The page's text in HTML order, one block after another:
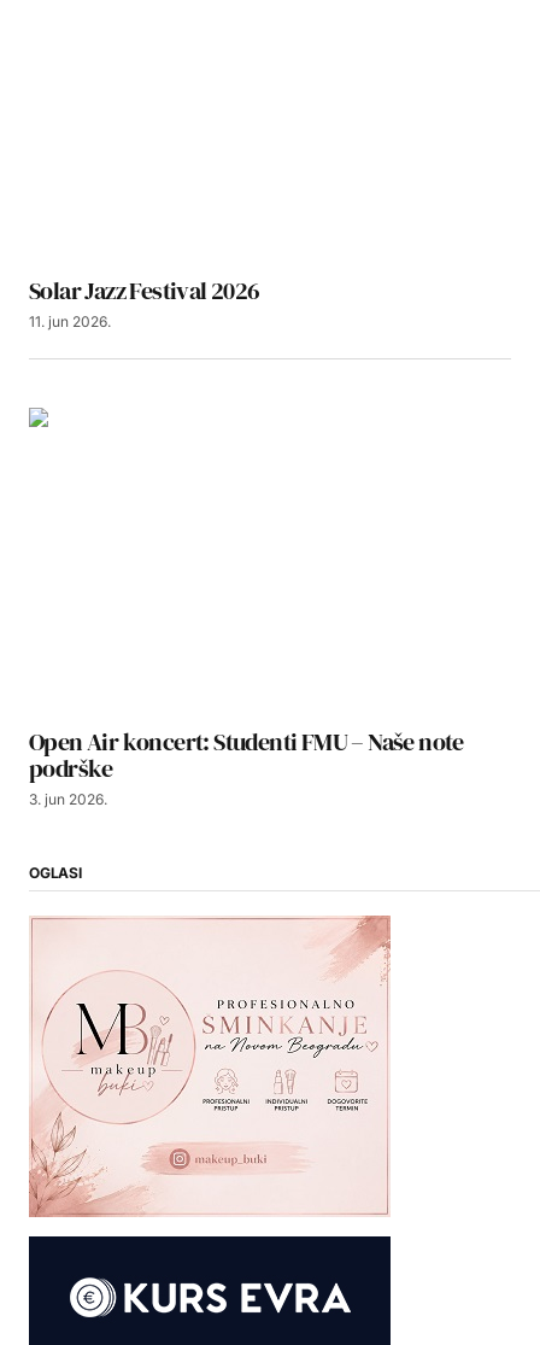
Solar Jazz Festival 2026
11. jun 2026.
Open Air koncert: Studenti FMU – Naše note
podrške
3. jun 2026.
OGLASI